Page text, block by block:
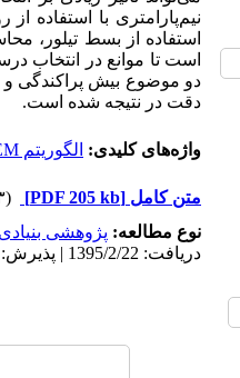
نیم‌پارامتری با استفاده
استفاده از بسط تیلور،
است تا موانع در انتخاب
دقت در نتیجه شده است.
واژه‌های کلیدی: الگوریتم EM
متن کامل [PDF 205 kb]
(۳۵۰۳ دریافت)
نوع مطالعه: پژوهشی بنیادی
دریافت: 1395/2/22 | پذیرش: 1396/6/2 | انتشار: 1396/6/2